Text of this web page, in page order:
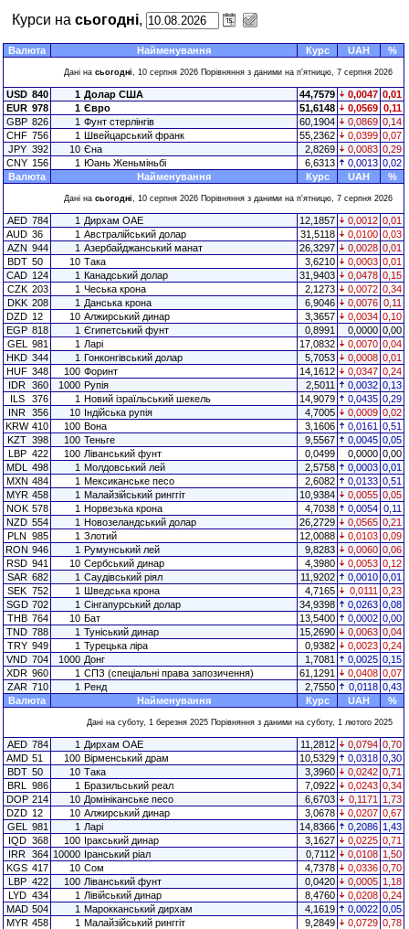
Курси на сьогодні,
Валюта Найменування Курс UAH %
Дані на сьогодні, 10 серпня 2026 Порівняння з даними на п'ятницю, 7 серпня 2026
USD 840 1 Долар США 44,7579 0,0047 0,01
EUR 978 1 Євро 51,6148 0,0569 0,11
GBP 826 1 Фунт стерлінгів 60,1904 0,0869 0,14
CHF 756 1 Швейцарський франк 55,2362 0,0399 0,07
JPY 392 10 Єна 2,8269 0,0083 0,29
CNY 156 1 Юань Женьміньбі 6,6313 0,0013 0,02
Валюта
Найменування Курс UAH %
Дані на сьогодні, 10 серпня 2026 Порівняння з даними на п'ятницю, 7 серпня 2026
AED 784 1 Дирхам ОАЕ 12,1857 0,0012 0,01
AUD 36 1 Австралійський долар 31,5118 0,0100 0,03
AZN 944 1 Азербайджанський манат 26,3297 0,0028 0,01
BDT 50 10 Така 3,6210 0,0003 0,01
CAD 124 1 Канадський долар 31,9403 0,0478 0,15
CZK 203 1 Чеська крона 2,1273 0,0072 0,34
DKK 208 1 Данська крона 6,9046 0,0076 0,11
DZD 12 10 Алжирський динар 3,3657 0,0034 0,10
EGP 818 1 Єгипетський фунт 0,8991 0,0000 0,00
GEL
981 1 Ларі 17,0832 0,0070 0,04
HKD 344 1 Гонконгівський долар 5,7053 0,0008 0,01
HUF 348 100 Форинт 14,1612 0,0347 0,24
IDR 360 1000 Рупія 2,5011 0,0032 0,13
ILS
376 1 Новий ізраїльський шекель 14,9079 0,0435 0,29
INR 356 10 Індійська рупія 4,7005 0,0009 0,02
KRW 410 100 Вона 3,1606 0,0161 0,51
KZT 398 100 Теньге 9,5567 0,0045 0,05
LBP 422 100 Ліванський фунт 0,0499 0,0000 0,00
MDL
498 1 Молдовський лей 2,5758 0,0003 0,01
MXN 484 1 Мексиканське песо 2,6082 0,0133 0,51
MYR 458 1 Малайзійський ринггіт 10,9384 0,0055 0,05
NOK 578 1 Норвезька крона 4,7038 0,0054 0,11
NZD 554 1 Новозеландський долар 26,2729 0,0565 0,21
PLN 985 1 Злотий 12,0088 0,0103 0,09
RON 946 1 Румунський лей 9,8283 0,0060 0,06
RSD 941 10 Сербський динар 4,3980 0,0053 0,12
SAR 682 1 Саудівський ріял 11,9202 0,0010 0,01
SEK 752 1 Шведська крона 4,7165 0,0111 0,23
SGD 702 1 Сінгапурський долар 34,9398 0,0263 0,08
THB 764 10 Бат 13,5400 0,0002 0,00
TND 788 1 Туніський динар 15,2690 0,0063 0,04
TRY 949 1 Турецька ліра 0,9382 0,0023 0,24
VND 704 1000 Донг 1,7081 0,0025 0,15
XDR 960 1 СПЗ (спеціальні права запозичення) 61,1291 0,0408 0,07
ZAR 710 1 Ренд 2,7550 0,0118 0,43
Валюта
Найменування Курс UAH %
Дані на суботу, 1 березня 2025 Порівняння з даними на суботу, 1 лютого 2025
AED 784 1 Дирхам ОАЕ 11,2812 0,0794 0,70
AMD 51 100 Вірменський драм 10,5329 0,0318 0,30
BDT 50 10 Така 3,3960 0,0242 0,71
BRL
986 1 Бразильський реал 7,0922 0,0243 0,34
DOP 214 10 Домініканське песо 6,6703 0,1171
1,73
DZD 12 10 Алжирський динар 3,0678 0,0207 0,67
GEL
981 1 Ларі 14,8366 0,2086 1,43
IQD 368 100 Іракський динар 3,1627 0,0225 0,71
IRR 364 10000 Іранський ріал 0,7112 0,0108 1,50
KGS 417 10 Сом 4,7378 0,0336 0,70
LBP 422 100 Ліванський фунт 0,0420 0,0005 1,18
LYD 434 1 Лівійський динар 8,4760 0,0208 0,24
MAD 504 1 Марокканський дирхам 4,1619 0,0022 0,05
MYR 458 1 Малайзійський ринггіт 9,2849 0,0729 0,78